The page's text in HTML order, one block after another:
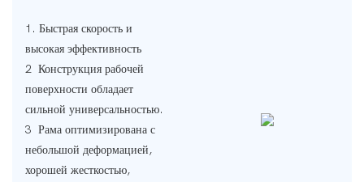
1. Быстрая скорость и
высокая эффективность
2 Конструкция рабочей
поверхности обладает
сильной универсальностью.
3 Рама оптимизирована с
небольшой деформацией,
хорошей жесткостью,